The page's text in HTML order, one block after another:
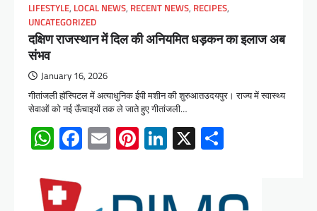
LIFESTYLE, LOCAL NEWS, RECENT NEWS, RECIPES,
UNCATEGORIZED
दक्षिण राजस्थान में दिल की अनियमित धड़कन का इलाज अब
संभव
January 16, 2026
गीतांजली हॉस्पिटल में अत्याधुनिक ईपी मशीन की शुरुआतउदयपुर। राज्य में स्वास्थ्य
सेवाओं को नई ऊँचाइयों तक ले जाते हुए गीतांजली…
WhatsApp
Facebook
EmailPinterest
LinkedIn
X